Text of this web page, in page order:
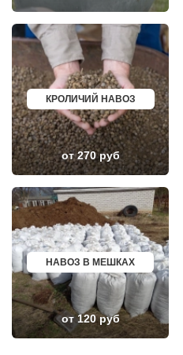
ПОСЕЛОК БИОКОМБИНАТА
ПОСЕЛОК ВОЛОДАРСКОГО
ПОСЕЛОК ВОРОВСКОГО
ПОСЕЛОК ИМ. ЦЮРУПЫ
ПОСЕЛОК ЛЕСНЫЕ ПОЛЯНЫ
ПОСЕЛОК ЛМС
МОСРЕНТГЕН
ПРАВДИНСКИЙ
ПРИВОКЗАЛЬНЫЙ
ПРОЛЕТАРСКИЙ
ПРОТВИНО
ПТИЧНОЕ
ПУЧКОВО
ПУШКИНО
ПУЩИНО
РАДОВИЦКИЙ
РАЗВИЛКА
РАМЕНСКОЕ
РАССУДОВО
РАСТОРОПОВО
РЕММАШ
РЕУТОВ
РЕЧИЦЫ
РЕШЕТНИКОВО
РЖАВКИ
РОГАЧЕВО
КРОЛИЧИЙ НАВОЗ
от 270 руб
НАВОЗ В МЕШКАХ
от 120 руб